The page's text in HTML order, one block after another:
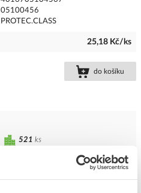
05100456
PROTEC.CLASS
25,18 Kč/ks
do košíku
521 ks